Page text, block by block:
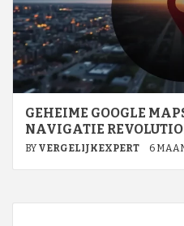
GEHEIME GOOGLE
NAVIGATIE
BY VERGELIJKEXPERT 6